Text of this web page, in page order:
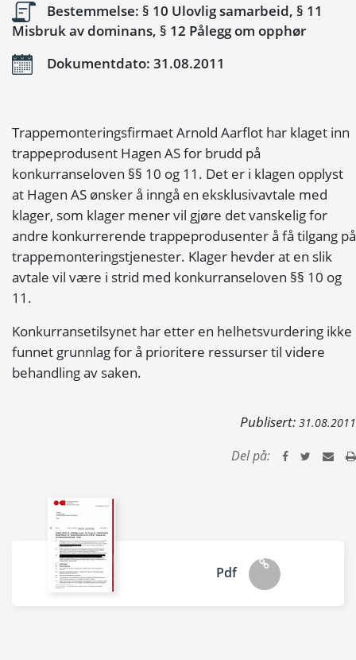
Bestemmelse: § 10 Ulovlig samarbeid, § 11
Misbruk av dominans, § 12 Pålegg om opphør
Dokumentdato: 31.08.2011
Trappemonteringsfirmaet Arnold Aarflot har klaget inn
trappeprodusent Hagen AS for brudd på
konkurranseloven §§ 10 og 11. Det er i klagen opplyst
at Hagen AS ønsker å inngå en eksklusivavtale med
klager, som klager mener vil gjøre det vanskelig for
andre konkurrerende trappeprodusenter å få tilgang på
trappemonteringstjenester. Klager hevder at en slik
avtale vil være i strid med konkurranseloven §§ 10 og
11.
Konkurransetilsynet har etter en helhetsvurdering ikke
funnet grunnlag for å prioritere ressurser til videre
behandling av saken.
Publisert: 31.08.2011
Del på:
Pdf